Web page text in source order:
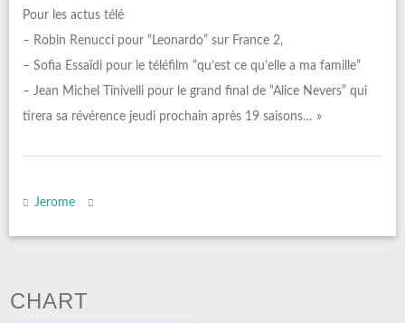
Pour les actus télé
– Robin Renucci pour “Leonardo” sur France 2,
– Sofia Essaïdi pour le téléfilm “qu’est ce qu’elle a ma famille”
– Jean Michel Tinivelli pour le grand final de “Alice Nevers” qui
tirera sa révérence jeudi prochain après 19 saisons… »
Jerome
CHART